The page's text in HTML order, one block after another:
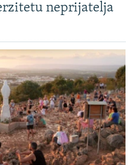
neprijatelja